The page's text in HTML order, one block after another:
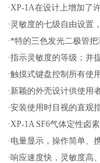
·XP-1A在设计上增加了
·灵敏度的七级自由设置
·*特的三色发光二极管
·指示灵敏度的等级；并
·触摸式键盘控制所有使
·新颖的外壳设计供使用
·安装使用时目视的直观
·XP-1A SF6气体定性卤
·电量显示，操作简单、
·响应速度快，灵敏度高